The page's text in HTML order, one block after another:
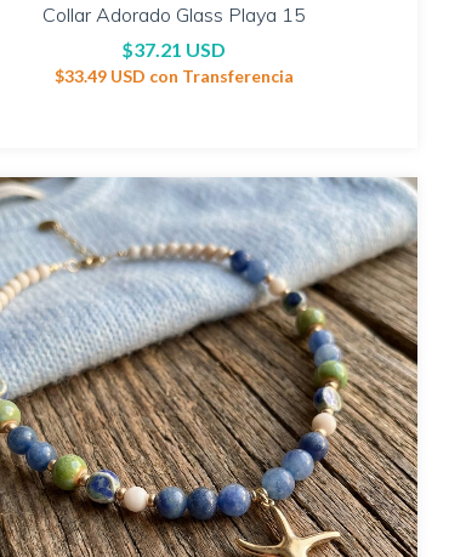
Collar Adorado Glass Playa 15
$37.21 USD
$33.49 USD con Transferencia